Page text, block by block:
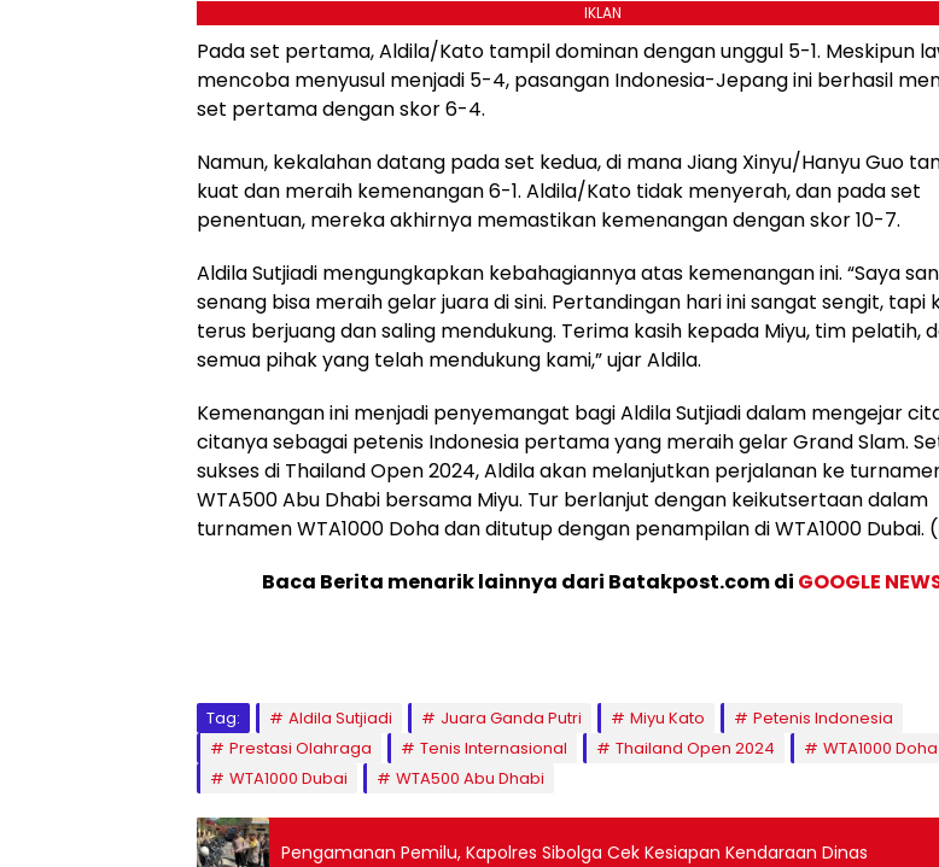
IKLAN
Pada set pertama, Aldila/Kato tampil dominan dengan unggul 5-1. Meskipun
mencoba menyusul menjadi 5-4, pasangan Indonesia-Jepang ini berhasil
set pertama dengan skor 6-4.
Namun, kekalahan datang pada set kedua, di mana Jiang Xinyu/Hanyu Guo
kuat dan meraih kemenangan 6-1. Aldila/Kato tidak menyerah, dan pada set
penentuan, mereka akhirnya memastikan kemenangan dengan skor 10-7.
Aldila Sutjiadi mengungkapkan kebahagiannya atas kemenangan ini. “Saya
senang bisa meraih gelar juara di sini. Pertandingan hari ini sangat sengit, tapi
terus berjuang dan saling mendukung. Terima kasih kepada Miyu, tim pelatih,
semua pihak yang telah mendukung kami,” ujar Aldila.
Kemenangan ini menjadi penyemangat bagi Aldila Sutjiadi dalam mengejar
citanya sebagai petenis Indonesia pertama yang meraih gelar Grand Slam.
sukses di Thailand Open 2024, Aldila akan melanjutkan perjalanan ke
WTA500 Abu Dhabi bersama Miyu. Tur berlanjut dengan keikutsertaan dalam
turnamen WTA1000 Doha dan ditutup dengan penampilan di WTA1000 Dubai. (
Baca Berita menarik lainnya dari Batakpost.com di GOOGLE
Tag: Aldila Sutjiadi Juara Ganda Putri Miyu Kato
Petenis Indonesia
Prestasi Olahraga
Tenis Internasional Thailand Open 2024
WTA1000 Doha
WTA1000 Dubai
WTA500 Abu Dhabi
Pengamanan Pemilu, Kapolres Sibolga Cek Kesiapan Kendaraan Dinas